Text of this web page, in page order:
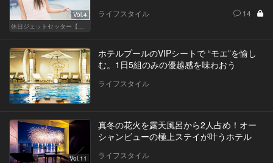
Vol.4
休日ジェットセッター【厳選スポット編】
ライフスタイル 14
ホテルプールのVIPシートで “モエ”を愉し
む。1日5組のみの優越感を味わおう
ライフスタイル
Vol.11
真冬の花火を露天風呂から2人占め！オー
シャンビューの極上ステイが叶うホテル
ライフスタイル